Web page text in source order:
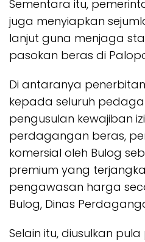
Sementara itu,
juga menyiapkan
lanjut guna menjaga
pasokan beras di
Di antaranya
kepada seluruh
pengusulan kewajiban
perdagangan beras,
komersial oleh Bulog
premium yang
pengawasan harga
Bulog, Dinas
Selain itu, diusulkan